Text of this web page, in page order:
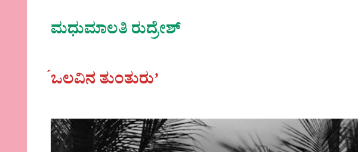
ಮಧುಮಾಲತಿ ರುದ್ರೇಶ್
́ಒಲವಿನ ತುಂತುರುʼ